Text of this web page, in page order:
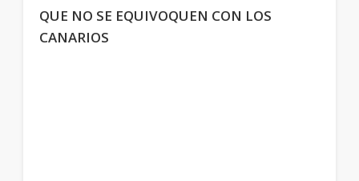
QUE NO SE EQUIVOQUEN CON LOS
CANARIOS